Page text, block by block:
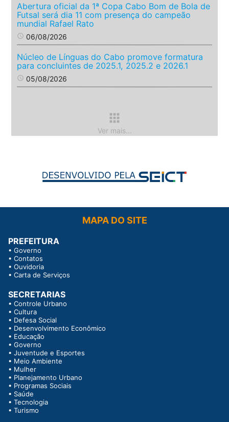
Abertura oficial da 1ª Copa Cabo Bom de Bola de
Futsal será dia 11 com presença do campeão
mundial Rafael Rato
access_time 06/08/2026
Núcleo de Línguas do Cabo promove formatura
para concluintes de 2025.1, 2025.2 e 2026.1
access_time 05/08/2026
apps
Ver mais...
MAPA DO SITE
PREFEITURA
• Governo
• Contatos
• Ouvidoria
• Carta de Serviços
SECRETARIAS
• Controle Urbano
• Cultura
• Defesa Social
• Desenvolvimento Econômico
• Educação
• Governo
• Juventude e Esportes
• Meio Ambiente
• Mulher
• Planejamento Urbano
• Programas Sociais
• Saúde
• Tecnologia
• Turismo